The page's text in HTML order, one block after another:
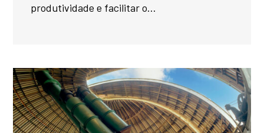
produtividade e facilitar o...